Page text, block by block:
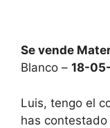
Se vende
Blanco – 18-
Luis, tengo el
has